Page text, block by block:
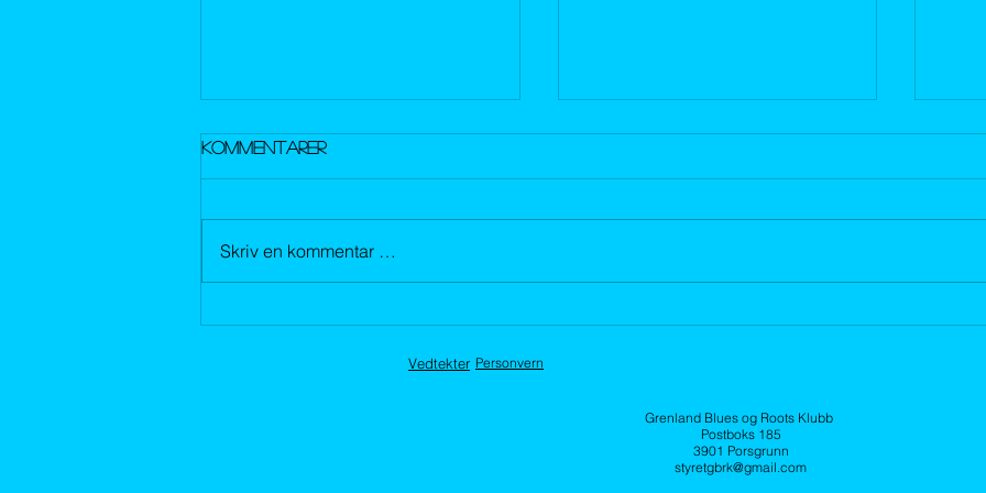
Kommentarer
Skriv en kommentar …
Vedtekter Personvern
Grenland Blues og Roots Klubb
Postboks 185
3901 Porsgrunn
styretgbrk@gmail.com